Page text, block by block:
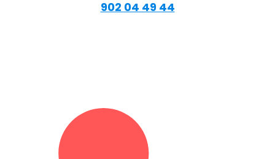
902 04 49 44